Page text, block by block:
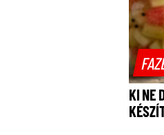
KI NE